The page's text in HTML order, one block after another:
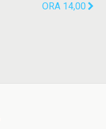
ORA 14,00